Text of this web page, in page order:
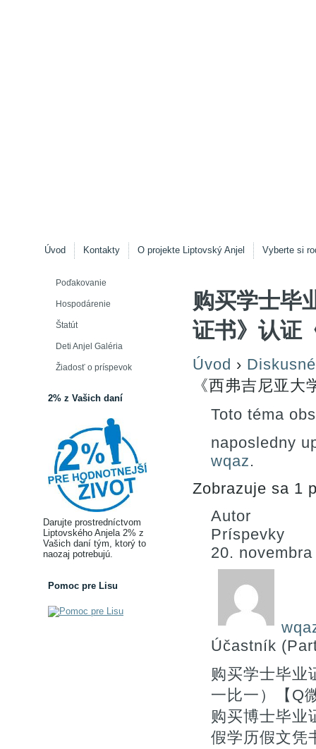
Úvod Kontakty O projekte Liptovský Anjel Vyberte si
Poďakovanie
Hospodárenie
Štatút
Deti Anjel Galéria
Žiadosť o príspevok
2% z Vašich daní
Darujte prostredníctvom
Liptovského Anjela 2% z
Vašich daní tým, ktorý to
naozaj potrebujú.
Pomoc pre Lisu
购买学士毕
证书》认证
Úvod ›
《西弗吉尼亚
Toto téma
naposledny
wqaz.
Zobrazuje sa 1
Autor
Príspevky
20.
Účastník
购买学士毕业
一比一）【Q
购买博士毕业
假学历假文凭